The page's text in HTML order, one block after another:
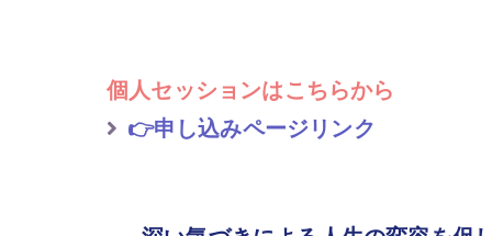
個人セッションはこちらから
👉申し込みページリンク